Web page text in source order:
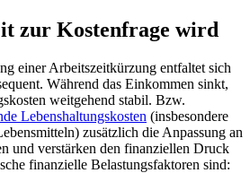
zur Kostenfrage wird
einer Arbeitszeitkürzung entfaltet sich
Während das Einkommen sinkt,
weitgehend stabil. Bzw.
Lebenshaltungskosten (insbesondere
zusätzlich die Anpassung an
und verstärken den finanziellen Druck
finanzielle Belastungsfaktoren sind: